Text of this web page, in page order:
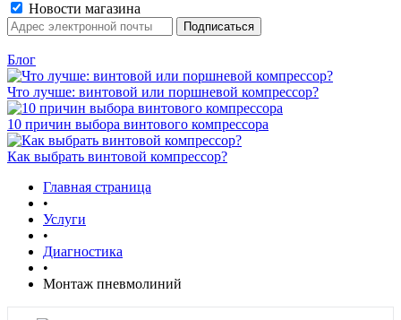
Новости магазина
Блог
Что лучше: винтовой или поршневой компрессор?
10 причин выбора винтового компрессора
Как выбрать винтовой компрессор?
Главная страница
•
Услуги
•
Диагностика
•
Монтаж пневмолиний